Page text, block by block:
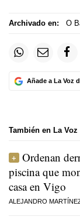
Archivado en: O
Añade a La Voz
También en La Voz
Ordenan
piscina que
casa en Vigo
ALEJANDRO